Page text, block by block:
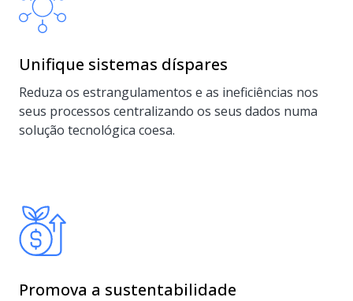
Unifique sistemas díspares
Reduza os estrangulamentos e as ineficiências nos
seus processos centralizando os seus dados numa
solução tecnológica coesa.
Promova a sustentabilidade